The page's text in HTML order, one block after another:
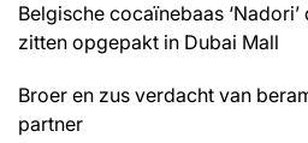
Belgische cocaïnebaas
zitten opgepakt in Dubai Mall
Broer en zus verdacht van
partner